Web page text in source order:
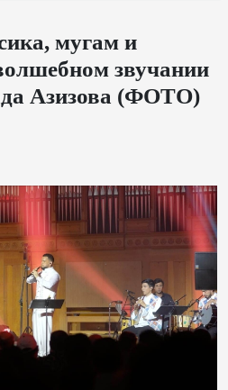
мугам и
звучании
Азизова (ФОТО)